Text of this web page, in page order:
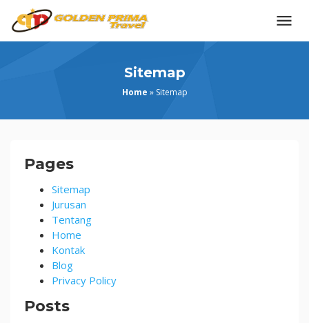
Sitemap
Home » Sitemap
Sitemap
Pages
Sitemap
Jurusan
Tentang
Home
Kontak
Blog
Privacy Policy
Posts